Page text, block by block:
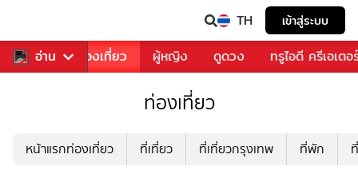
TH เข้าสู่ระบบ
อ่าน
อาหาร ท่องเที่ยว ผู้หญิง ดูดวง ทรูไอดี ครีเอเตอ
ท่องเที่ยว
หน้าแรกท่องเที่ยว ที่เที่ยว ที่เที่ยวกรุงเทพ ที่พัก